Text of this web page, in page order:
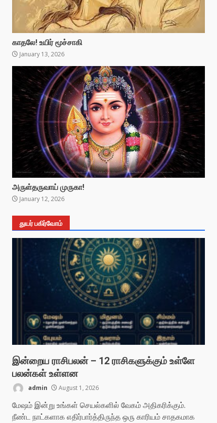
காதலே! உயிர் மூச்சாகி
January 13, 2026
அருள்தருவாய் முருகா!
January 12, 2026
துயர் பகிர்வோம்
இன்றைய ராசிபலன் – 12 ராசிகளுக்கும் உள்ளே
பலன்கள் உள்ளன
admin August 1, 2026
மேஷம் இன்று உங்கள் செயல்களில் வேகம் அதிகரிக்கும்.
நீண்ட நாட்களாக எதிர்பார்த்திருந்த ஒரு காரியம் சாதகமாக